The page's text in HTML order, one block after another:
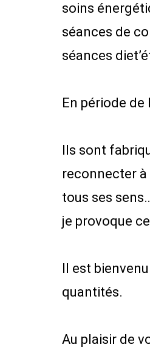
soins
séances de
séances
En période
Ils sont
reconnecter
tous ses
je provoque
Il est
quantités.
Au plaisir de